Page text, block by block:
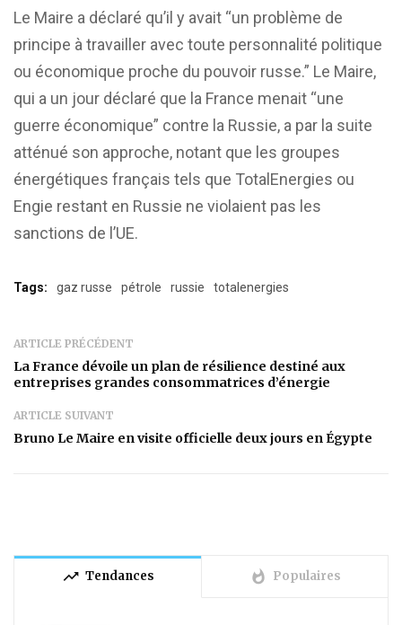
Le Maire a déclaré qu’il y avait “un problème de
principe à travailler avec toute personnalité politique
ou économique proche du pouvoir russe.” Le Maire,
qui a un jour déclaré que la France menait “une
guerre économique” contre la Russie, a par la suite
atténué son approche, notant que les groupes
énergétiques français tels que TotalEnergies ou
Engie restant en Russie ne violaient pas les
sanctions de l’UE.
Tags: gaz russe pétrole russie totalenergies
ARTICLE PRÉCÉDENT
La France dévoile un plan de résilience destiné aux
entreprises grandes consommatrices d’énergie
ARTICLE SUIVANT
Bruno Le Maire en visite officielle deux jours en Égypte
trending_up Tendances whatshot Populaires